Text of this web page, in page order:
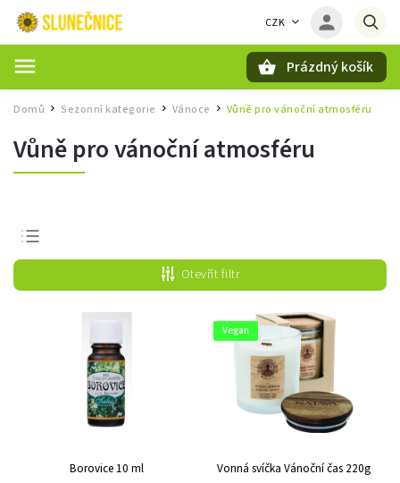
CZK
Prázdný košík
Domů / Sezonní kategorie Vánoce Vůně pro vánoční atmosféru
Vůně pro vánoční atmosféru
Nejprodávanější
Nejlevnější
Abecedně
Otevřít filtr
Borovice 10 ml
Vegan
Vonná svíčka Vánoční čas 220g